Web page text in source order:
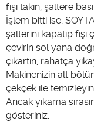
fişi takın, şaltere
İşlem bitti ise;
şalterini kapatıp fişi
çevirin sol yana
çıkartın, rahatça
Makinenizin alt
çekçek ile temizleyin
Ancak yıkama
gösteriniz.